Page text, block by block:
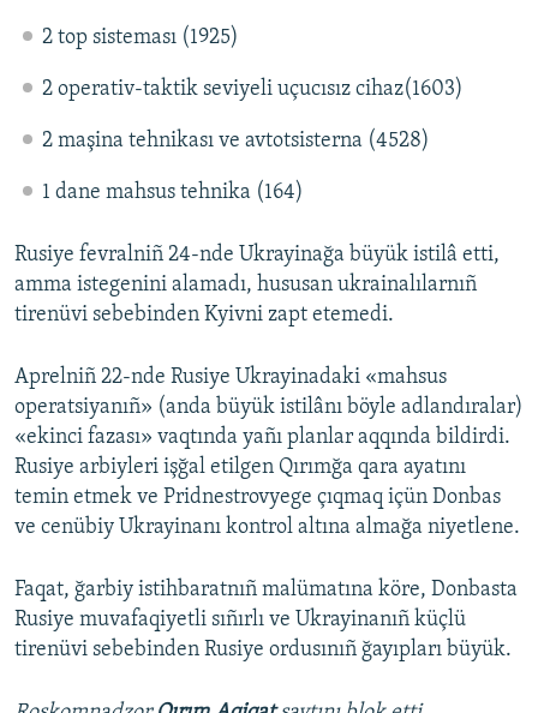
2 top sisteması (1925)
2 operativ-taktik seviyeli uçucısız cihaz(1603)
2 maşina tehnikası ve avtotsisterna (4528)
1 dane mahsus tehnika (164)
Rusiye fevralniñ 24-nde Ukrayinağa büyük istilâ etti,
amma istegenini alamadı, hususan ukrainalılarnıñ
tirenüvi sebebinden Kyivni zapt etemedi.
Aprelniñ 22-nde Rusiye Ukrayinadaki «mahsus
operatsiyanıñ» (anda büyük istilânı böyle adlandıralar)
«ekinci fazası» vaqtında yañı planlar aqqında bildirdi.
Rusiye arbiyleri işğal etilgen Qırımğa qara ayatını
temin etmek ve Pridnestrovyege çıqmaq içün Donbas
ve cenübiy Ukrayinanı kontrol altına almağa niyetlene.
Faqat, ğarbiy istihbaratnıñ malümatına köre, Donbasta
Rusiye muvafaqiyetli sıñırlı ve Ukrayinanıñ küçlü
tirenüvi sebebinden Rusiye ordusınıñ ğayıpları büyük.